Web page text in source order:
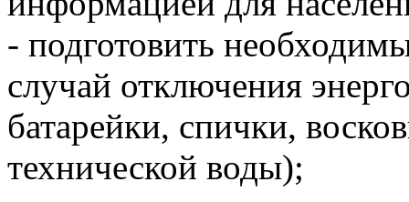
- подготовить
случай отключения
батарейки, спички,
технической воды);